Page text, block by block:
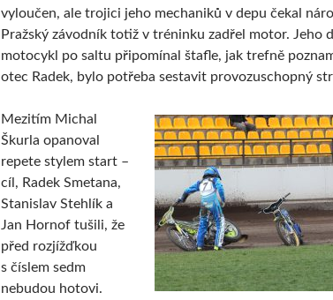
vyloučen, ale trojici jeho mechaniků v depu čekal
Pražský závodník totiž v tréninku zadřel motor. Jeho
motocykl po saltu připomínal štafle, jak trefně
otec Radek, bylo potřeba sestavit provozuschopný
Mezitím Michal
Škurla opanoval
repete stylem start –
cíl, Radek Smetana,
Stanislav Stehlík a
Jan Hornof tušili, že
před rozjížďkou
s číslem sedm
nebudou hotovi.